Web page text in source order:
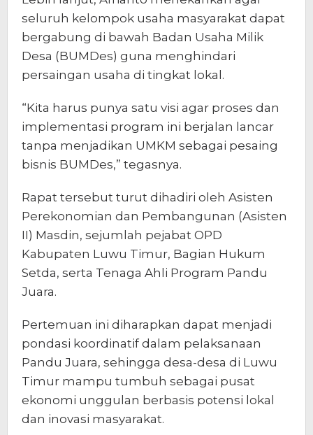
seluruh kelompok usaha masyarakat dapat
bergabung di bawah Badan Usaha Milik
Desa (BUMDes) guna menghindari
persaingan usaha di tingkat lokal.
“Kita harus punya satu visi agar proses dan
implementasi program ini berjalan lancar
tanpa menjadikan UMKM sebagai pesaing
bisnis BUMDes,” tegasnya.
Rapat tersebut turut dihadiri oleh Asisten
Perekonomian dan Pembangunan (Asisten
II) Masdin, sejumlah pejabat OPD
Kabupaten Luwu Timur, Bagian Hukum
Setda, serta Tenaga Ahli Program Pandu
Juara.
Pertemuan ini diharapkan dapat menjadi
pondasi koordinatif dalam pelaksanaan
Pandu Juara, sehingga desa-desa di Luwu
Timur mampu tumbuh sebagai pusat
ekonomi unggulan berbasis potensi lokal
dan inovasi masyarakat.